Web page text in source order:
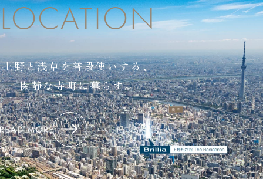
LOCATION
上野と浅草を普段使いする、
閑静な寺町に暮らす。